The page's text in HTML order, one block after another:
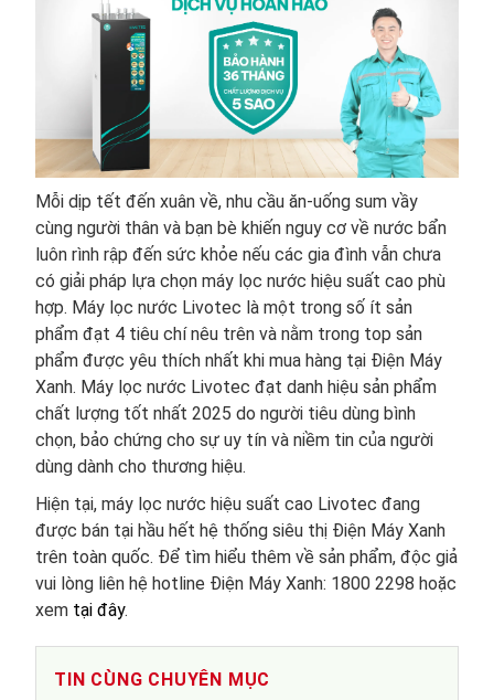
Mỗi dịp tết đến xuân về, nhu cầu ăn-uống sum vầy
cùng người thân và bạn bè khiến nguy cơ về nước bẩn
luôn rình rập đến sức khỏe nếu các gia đình vẫn chưa
có giải pháp lựa chọn máy lọc nước hiệu suất cao phù
hợp. Máy lọc nước Livotec là một trong số ít sản
phẩm đạt 4 tiêu chí nêu trên và nằm trong top sản
phẩm được yêu thích nhất khi mua hàng tại Điện Máy
Xanh. Máy lọc nước Livotec đạt danh hiệu sản phẩm
chất lượng tốt nhất 2025 do người tiêu dùng bình
chọn, bảo chứng cho sự uy tín và niềm tin của người
dùng dành cho thương hiệu.
Hiện tại, máy lọc nước hiệu suất cao Livotec đang
được bán tại hầu hết hệ thống siêu thị Điện Máy Xanh
trên toàn quốc. Để tìm hiểu thêm về sản phẩm, độc giả
vui lòng liên hệ hotline Điện Máy Xanh: 1800 2298 hoặc
xem tại đây.
TIN CÙNG CHUYÊN MỤC